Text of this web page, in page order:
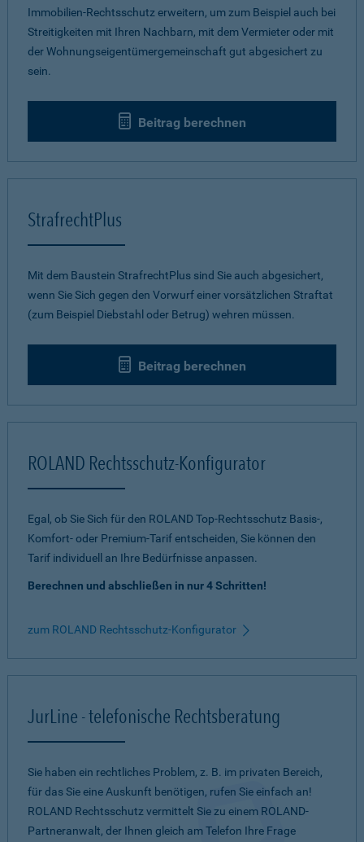
Immobilien-Rechtsschutz erweitern, um zum Beispiel auch bei
Streitigkeiten mit Ihren Nachbarn, mit dem Vermieter oder mit
der Wohnungseigentümergemeinschaft gut abgesichert zu
sein.
Beitrag berechnen
StrafrechtPlus
Mit dem Baustein StrafrechtPlus sind Sie auch abgesichert,
wenn Sie Sich gegen den Vorwurf einer vorsätzlichen Straftat
(zum Beispiel Diebstahl oder Betrug) wehren müssen.
Beitrag berechnen
ROLAND Rechtsschutz-Konfigurator
Egal, ob Sie Sich für den ROLAND Top-Rechtsschutz Basis-,
Komfort- oder Premium-Tarif entscheiden, Sie können den
Tarif individuell an Ihre Bedürfnisse anpassen.
Berechnen und abschließen in nur 4 Schritten!
zum ROLAND Rechtsschutz-Konfigurator
JurLine - telefonische Rechtsberatung
Sie haben ein rechtliches Problem, z. B. im privaten Bereich,
für das Sie eine Auskunft benötigen, rufen Sie einfach an!
ROLAND Rechtsschutz vermittelt Sie zu einem ROLAND-
Partneranwalt, der Ihnen gleich am Telefon Ihre Frage